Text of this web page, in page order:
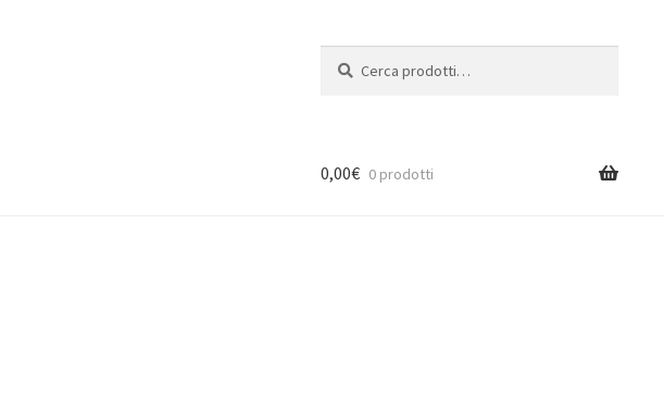
0,00€ 0 prodotti